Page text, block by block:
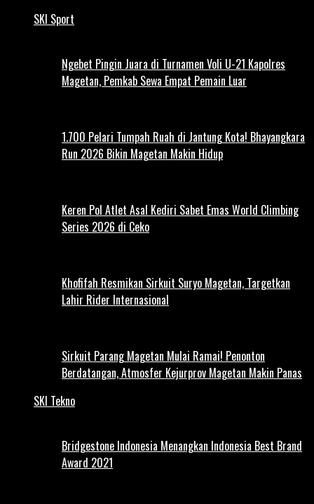
SKI Sport
Ngebet Pingin Juara di Turnamen Voli U-21 Kapolres
Magetan, Pemkab Sewa Empat Pemain Luar
1.700 Pelari Tumpah Ruah di Jantung Kota! Bhayangkara
Run 2026 Bikin Magetan Makin Hidup
Keren Pol Atlet Asal Kediri Sabet Emas World Climbing
Series 2026 di Ceko
Khofifah Resmikan Sirkuit Suryo Magetan, Targetkan
Lahir Rider Internasional
Sirkuit Parang Magetan Mulai Ramai! Penonton
Berdatangan, Atmosfer Kejurprov Magetan Makin Panas
SKI Tekno
Bridgestone Indonesia Menangkan Indonesia Best Brand
Award 2021